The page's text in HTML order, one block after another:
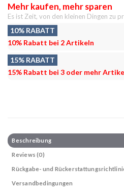
Mehr kaufen, mehr sparen
Es ist Zeit, von den kleinen Dingen zu
10% RABATT
10% Rabatt bei 2 Artikeln
15% RABATT
15% Rabatt bei 3 oder mehr
Beschreibung
Reviews (0)
Rückgabe- und
Versandbedingungen